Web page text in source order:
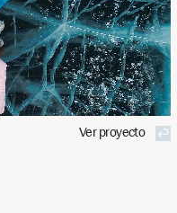
Ver proyecto